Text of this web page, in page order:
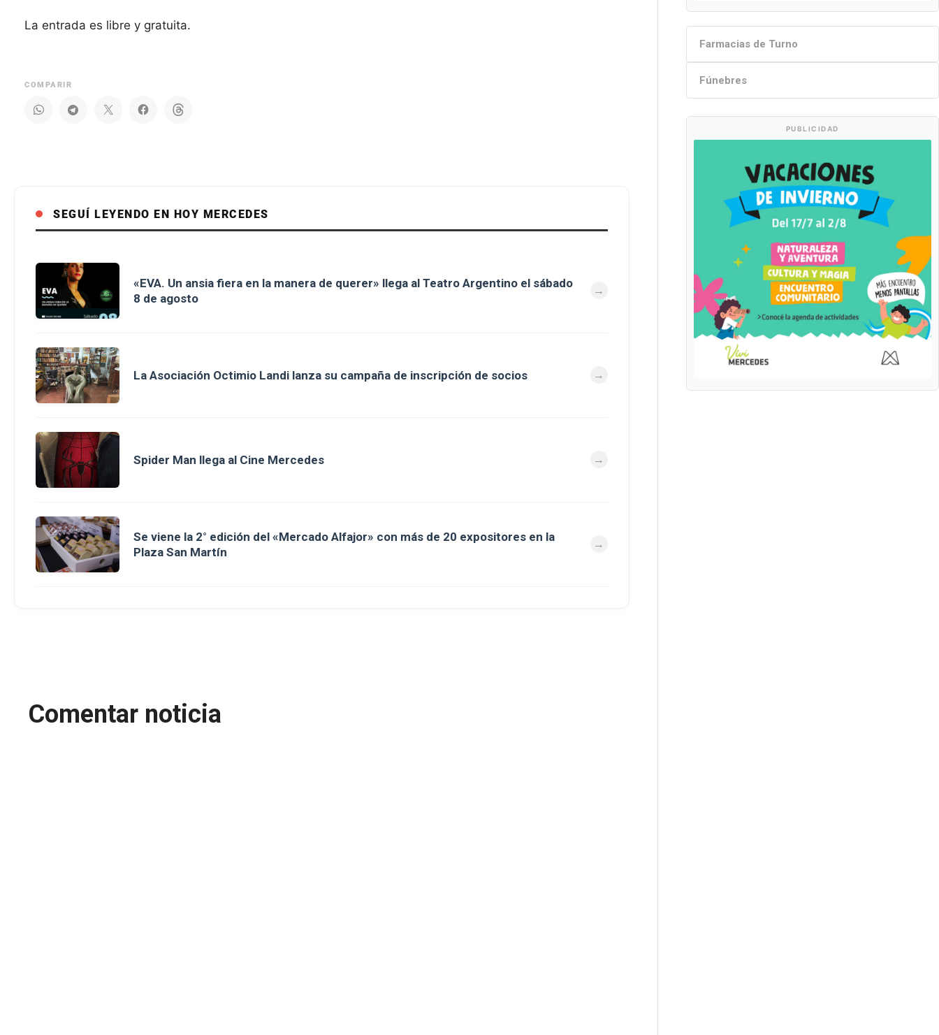
La entrada es libre y gratuita.
COMPARIR
SEGUÍ LEYENDO EN HOY MERCEDES
«EVA. Un ansia fiera en la manera de querer» llega al Teatro Argentino el sábado
8 de agosto
La Asociación Octimio Landi lanza su campaña de inscripción de socios
Spider Man llega al Cine Mercedes
Se viene la 2° edición del «Mercado Alfajor» con más de 20 expositores en la
Plaza San Martín
Comentar noticia
Farmacias de Turno
Fúnebres
PUBLICIDAD